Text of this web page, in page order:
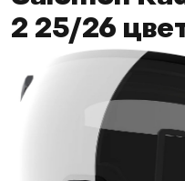
2 25/26